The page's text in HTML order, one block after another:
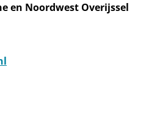
en Noordwest Overijssel